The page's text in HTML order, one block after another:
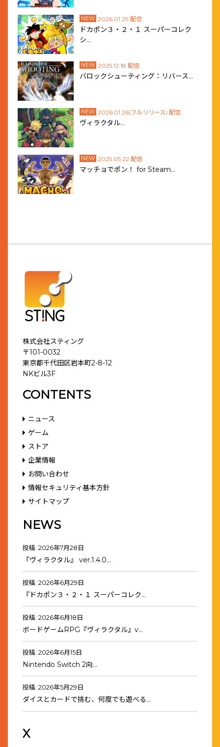
NEW 2026.01.29 配信
ドカポン３・２・１ スーパーコレク
シ…
NEW 2025.12.18 配信
バロックシューティング：リバース…
NEW 2026.01.26(フルリリース) 配信
ヴィラクタル…
NEW 2025.05.22 配信
マッチョでポン！ for Steam…
株式会社スティング
〒101-0032
東京都千代田区岩本町2-8-12
NKビル3F
CONTENTS
ニュース
ゲーム
ストア
企業情報
お問い合わせ
情報セキュリティ基本方針
サイトマップ
NEWS
投稿: 2026年7月28日
『ヴィラクタル』 ver.1.4.0…
投稿: 2026年6月29日
『ドカポン３・２・１ スーパーコレク…
投稿: 2026年6月18日
ボードゲームRPG『ヴィラクタル』v…
投稿: 2026年6月15日
Nintendo Switch 2向…
投稿: 2026年5月29日
ダイスとカードで挑む、何度でも遊べる…
X